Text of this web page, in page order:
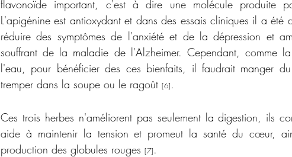
flavonoïde important, c'est à dire une molécule produite
L'apigénine est antioxydant et dans des essais cliniques il a été
réduire des symptômes de l'anxiété et de la dépression et
souffrant de la maladie de l'Alzheimer. Cependant, comme
l'eau, pour bénéficier des ces bienfaits, il faudrait manger
tremper dans la soupe ou le ragoût [6].
Ces trois herbes n'améliorent pas seulement la digestion, ils
aide à maintenir la tension et promeut la santé du cœur,
production des globules rouges [7].